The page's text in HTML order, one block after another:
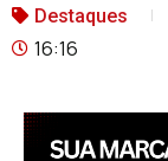
Destaques
16:16